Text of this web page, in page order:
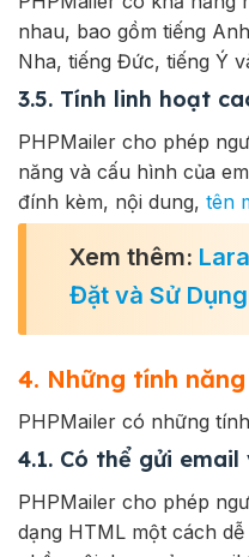
nhau, bao gồm tiếng
Nha, tiếng Đức, tiếng Ý
3.5. Tính linh hoạt
PHPMailer cho phép
năng và cấu hình của
đính kèm, nội dung, tên
Xem thêm:
Đặt và Sử
4. Những tính
PHPMailer có những
4.1. Có thể gửi
PHPMailer cho phép
dạng HTML một cách